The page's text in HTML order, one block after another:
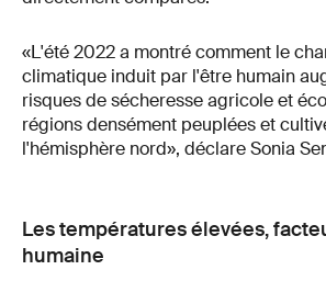
«L'été 2022 a montré comment le
climatique induit par l'être humain
risques de sécheresse agricole et
régions densément peuplées et
l'hémisphère nord», déclare Sonia
Les températures élevées,
humaine